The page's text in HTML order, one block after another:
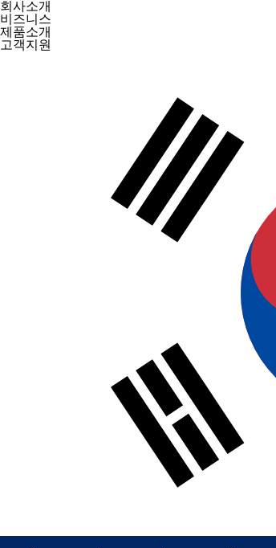
회사소개
비즈니스
제품소개
고객지원